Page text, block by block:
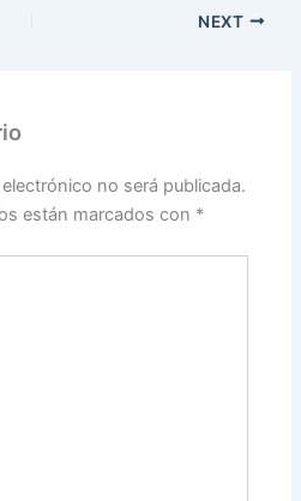
NEXT
no será publicada.
están marcados con *